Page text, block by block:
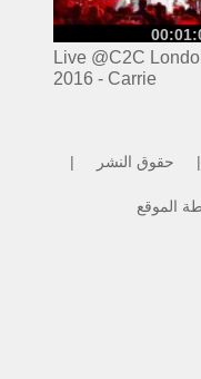
Live @C2C
2016 - Carrie
| حقوق النشر |
الموقع